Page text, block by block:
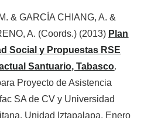
& GARCÍA CHIANG, A. &
A. (Coords.) (2013) Plan
Social y Propuestas RSE
Santuario, Tabasco.
Proyecto de Asistencia
SA de CV y Universidad
Unidad Iztapalapa. Enero